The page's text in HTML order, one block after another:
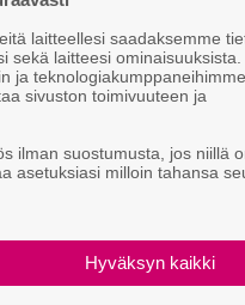
laitteellesi saadaksemme
sekä laitteesi
ja teknologiakumppaneihimme
sivuston toimivuuteen ja
ilman suostumusta, jos niillä
asetuksiasi milloin tahansa
Hyväksyn kaikki